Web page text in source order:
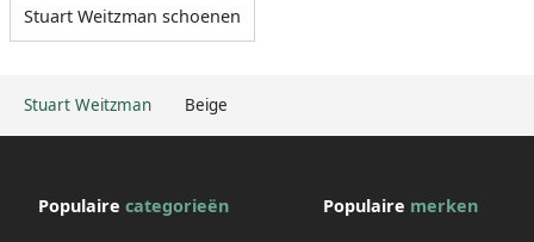
Stuart Weitzman Beige
Stuart Weitzman schoenen
Populaire categorieën Populaire merken